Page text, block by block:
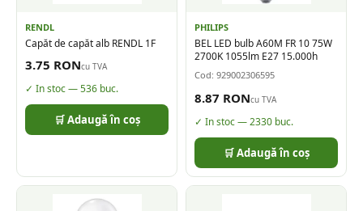
RENDL
Capăt de capăt alb RENDL 1F
3.75 RONcu TVA
✓ In stoc —536 buc.
🛒 Adaugă în coș
PHILIPS
BEL LED bulb A60M FR 10 75W
2700K 1055lm E27 15.000h
Cod: 929002306595
8.87 RONcu TVA
✓ In stoc —2330 buc.
🛒 Adaugă în coș